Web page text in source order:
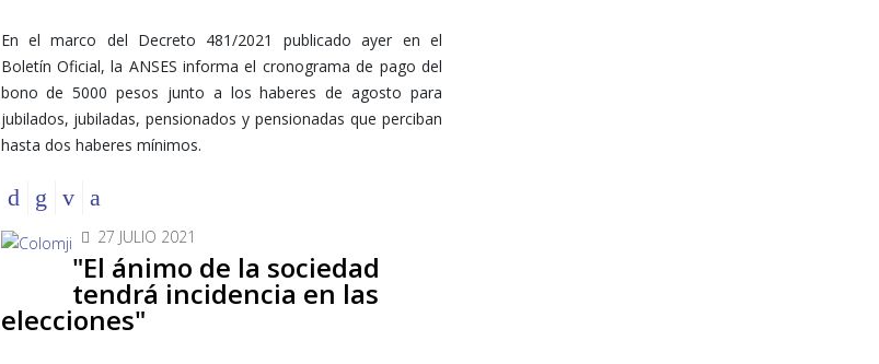
En el marco del Decreto 481/2021 publicado ayer en el
Boletín Oficial, la ANSES informa el cronograma de pago del
bono de 5000 pesos junto a los haberes de agosto para
jubilados, jubiladas, pensionados y pensionadas que perciban
hasta dos haberes mínimos.
27 JULIO 2021
"El ánimo de la sociedad
tendrá incidencia en las
elecciones"